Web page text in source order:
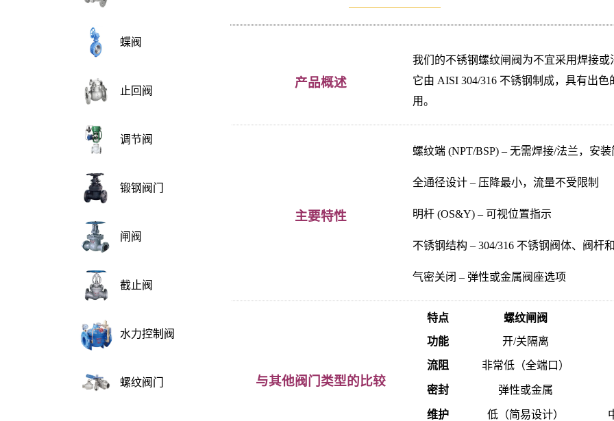
蝶阀
止回阀
调节阀
锻钢阀门
闸阀
截止阀
水力控制阀
螺纹阀门
产品概述
我们的不锈钢螺纹闸阀为不宜采用焊接
它由 AISI 304/316 不锈钢制成，具有出
用。
主要特性
螺纹端 (NPT/BSP) – 无需焊接/法兰，安装
全通径设计 – 压降最小，流量不受限制
明杆 (OS&Y) – 可视位置指示
不锈钢结构 – 304/316 不锈钢阀体、阀杆
气密关闭 – 弹性或金属阀座选项
与其他阀门类型的比较
特点
螺纹闸阀
功能
开/关隔离
流阻 非常低（全端口）
密封 弹性或金属
维护 低（简易设计）